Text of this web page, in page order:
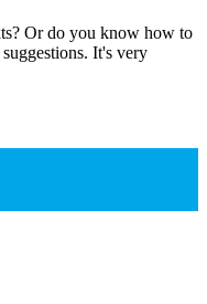
Or do you know how to
It's very